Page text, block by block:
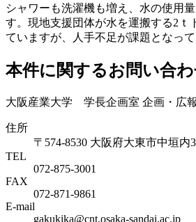
シャワーも洗濯機も増え、水の使用
す。現地支援団体が水を運搬する2ｔ
ていますが、人手不足が課題となって
本件に関するお問い合
大阪産業大学 学長企画室 企画・広
住所
〒574-8530 大阪府大東市中垣内
TEL
072-875-3001
FAX
072-871-9861
E-mail
gakukika@cnt.osaka-sandai.ac.jp